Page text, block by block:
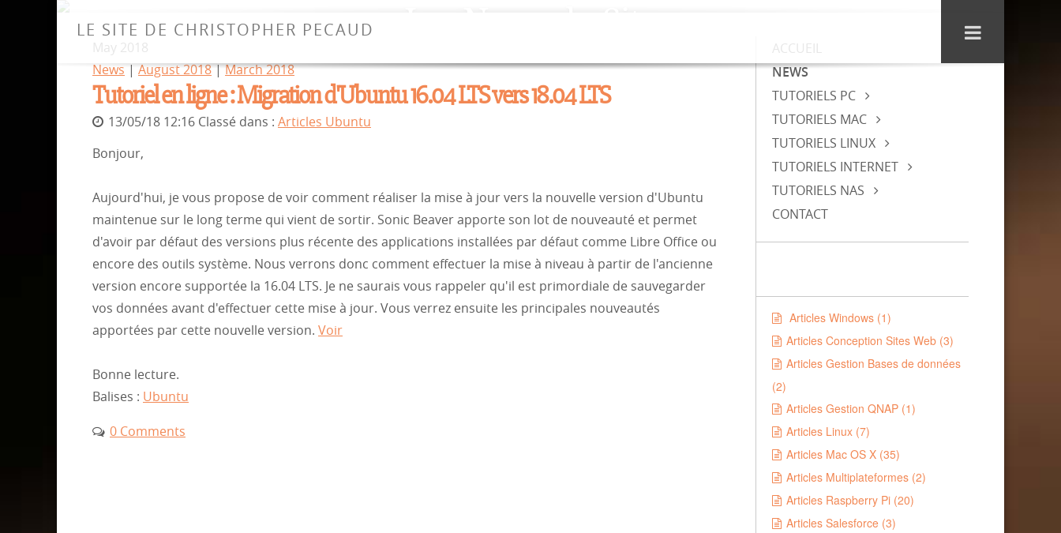
LE SITE DE CHRISTOPHER PECAUD
May 2018
News |August 2018|March 2018
Tutoriel en ligne : Migration d'Ubuntu 16.04 LTS vers 18.04 LTS
13/05/18 12:16 Classé dans : Articles Ubuntu
Bonjour,
Aujourd'hui, je vous propose de voir comment réaliser la mise à jour vers la nouvelle version d'Ubuntu
maintenue sur le long terme qui vient de sortir. Sonic Beaver apporte son lot de nouveauté et permet
d'avoir par défaut des versions plus récente des applications installées par défaut comme Libre Office ou
encore des outils système. Nous verrons donc comment effectuer la mise à niveau à partir de l'ancienne
version encore supportée la 16.04 LTS. Je ne saurais vous rappeler qu'il est primordiale de sauvegarder
vos données avant d'effectuer cette mise à jour. Vous verrez ensuite les principales nouveautés
apportées par cette nouvelle version. Voir
Bonne lecture.
Balises : Ubuntu
0 Comments
ACCUEIL
NEWS
TUTORIELS PC
TUTORIELS MAC
TUTORIELS LINUX
TUTORIELS INTERNET
TUTORIELS NAS
CONTACT
Articles Windows (1)
Articles Conception Sites Web (3)
Articles Gestion Bases de données
(2)
Articles Gestion QNAP (1)
Articles Linux (7)
Articles Mac OS X (35)
Articles Multiplateformes (2)
Articles Raspberry Pi (20)
Articles Salesforce (3)